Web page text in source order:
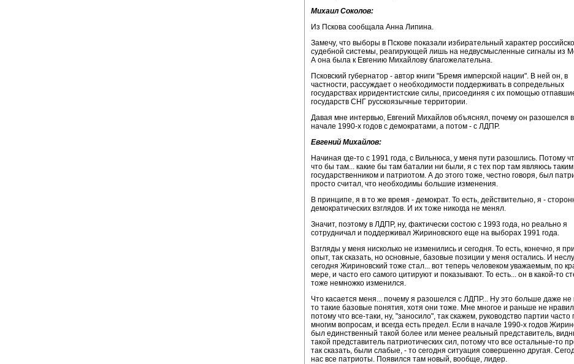
Михаил Соколов:
Из Пскова сообщала Анна Липина.
Замечу, что выборы в Пскове показали избирательный характер
судебной системы, реагирующей лишь на недвусмысленные сигналы из
А она была к Евгению Михайлову благожелательна.
Псковский губернатор - автор книги "Бремя имперской нации". В ней он, в
частности, рассуждает о необходимости поддерживать в сопредельных
государствах ирридентистские силы, присоединяя с их помощью
государств СНГ русскоязычные территории.
Давая мне интервью, Евгений Михайлов объяснял, почему он разошелся в
начале 1990-х годов с демократами, а потом - с ЛДПР.
Евгений Михайлов:
Начиная где-то с 1991 года, с Вильнюса, у меня пути разошлись. Потому
что бы там... какие бы там баталии ни были, я с тех пор там являюсь
государственником и патриотом. А до этого тоже, честно говоря, был
просто считал, что необходимы большие изменения.
В принципе, я в то же время - демократ. То есть, действительно, я -
демократических взглядов. И их тоже никогда не менял.
Значит, поэтому в ЛДПР, ну, фактически состою с 1993 года, но реально я
сотрудничал и поддерживал Жириновского еще на выборах 1991 года.
Взгляды у меня нисколько не изменились и сегодня. То есть, конечно, я
опыт, так сказать, но основные, базовые позиции у меня остались. И
сегодня Жириновский тоже стал... вот теперь человеком уважаемым, по
мере, и часто его самого цитируют и показывают. То есть... он в какой-то
тоже немножко изменился.
Что касается меня... почему я разошелся с ЛДПР... Ну это больше даже не
то такие базовые понятия, хотя они тоже. Мне многое и раньше не
потому что все-таки, ну, "заносило", так скажем, руководство партии часто
многим вопросам, и всегда есть предел. Если в начале 1990-х годов
был единственный такой более или менее реальный представитель,
такой представитель патриотических сил, потому что все остальные-то
так сказать, были слабые, - то сегодня ситуация совершенно другая.
нас все патриоты. Появился там новый, вообще, лидер.